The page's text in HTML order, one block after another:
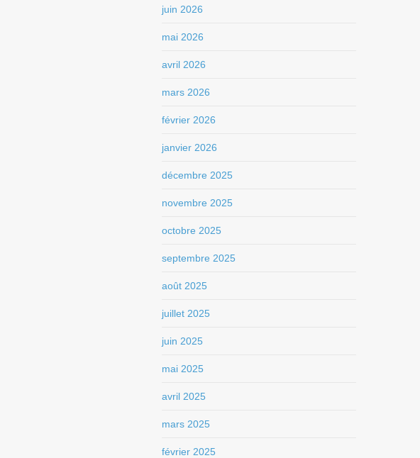
juin 2026
mai 2026
avril 2026
mars 2026
février 2026
janvier 2026
décembre 2025
novembre 2025
octobre 2025
septembre 2025
août 2025
juillet 2025
juin 2025
mai 2025
avril 2025
mars 2025
février 2025